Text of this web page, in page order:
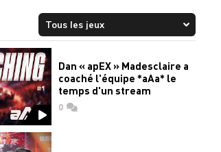
Dan « apEX » Madesclaire a
coaché l'équipe *aAa* le
temps d'un stream
0commentaires